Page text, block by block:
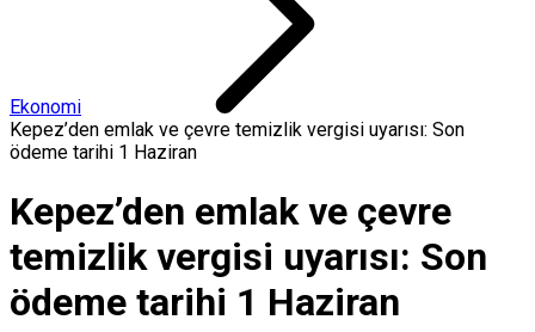
Ekonomi
Kepez’den emlak ve çevre temizlik vergisi uyarısı: Son
ödeme tarihi 1 Haziran
Kepez’den emlak ve çevre
temizlik vergisi uyarısı: Son
ödeme tarihi 1 Haziran